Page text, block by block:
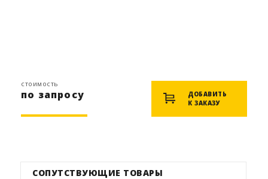
стоимость
по запросу
ДОБАВИТЬ
К ЗАКАЗУ
СОПУТСТВУЮЩИЕ ТОВАРЫ